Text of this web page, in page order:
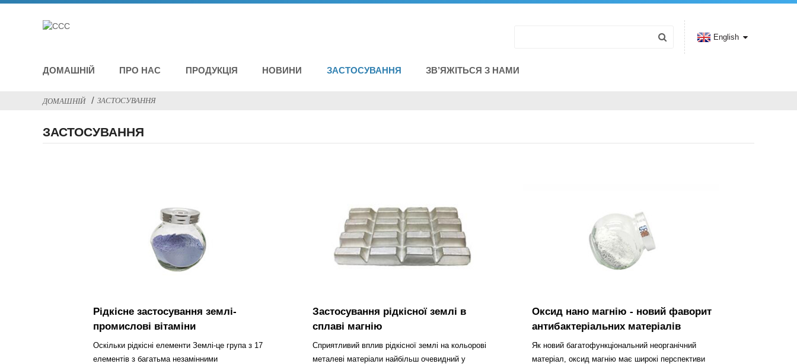
ДОМАШНІЙ ПРО НАС ПРОДУКЦІЯ НОВИНИ ЗАСТОСУВАННЯ ЗВ’ЯЖІТЬСЯ З НАМИ
English
ДОМАШНІЙ ЗАСТОСУВАННЯ
ЗАСТОСУВАННЯ
Рідкісне застосування землі-
промислові вітаміни
Оскільки рідкісні елементи Землі-це група з 17
елементів з багатьма незамінними
Застосування рідкісної землі в
сплаві магнію
Сприятливий вплив рідкісної землі на кольорові
металеві матеріали найбільш очевидний у
Оксид нано магнію - новий фаворит
антибактеріальних матеріалів
Як новий багатофункціональний неорганічний
матеріал, оксид магнію має широкі перспективи